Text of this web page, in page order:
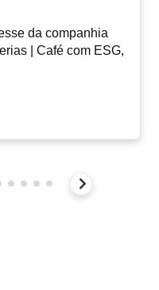
da companhia
| Café com ESG,